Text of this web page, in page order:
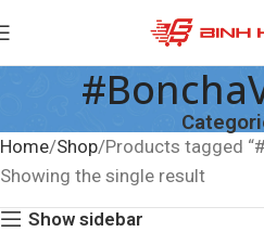
Home Shop Products tagged
Showing the single result
Show sidebar